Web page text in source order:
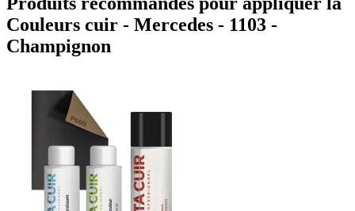
Couleurs cuir - Mercedes - 1103 -
Champignon